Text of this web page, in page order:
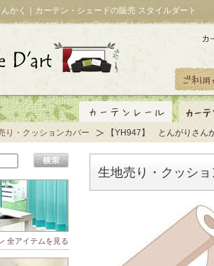
かく｜カーテン・シェードの販売 スタイルダート
り・クッションカバー 【YH947】 とんがりさん
生地売り・クッシ
全アイテムを見る